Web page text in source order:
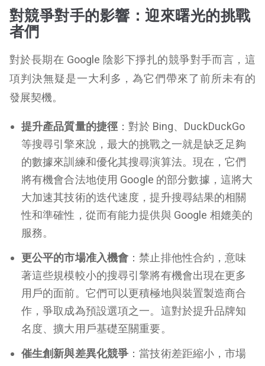
對競爭對手的影響：迎來曙光的挑戰
者們
對於長期在 Google 陰影下掙扎的競爭對手而言，這
項判決無疑是一大利多，為它們帶來了前所未有的
發展契機。
提升產品質量的捷徑 ：對於 Bing、DuckDuckGo
等搜尋引擎來說，最大的挑戰之一就是缺乏足夠
的數據來訓練和優化其搜尋演算法。現在，它們
將有機會合法地使用 Google 的部分數據，這將大
大加速其技術的迭代速度，提升搜尋結果的相關
性和準確性，從而有能力提供與 Google 相媲美的
服務。
更公平的市場准入機會 ：禁止排他性合約，意味
著這些規模較小的搜尋引擎將有機會出現在更多
用戶的面前。它們可以更積極地與裝置製造商合
作，爭取成為預設選項之一。這對於提升品牌知
名度、擴大用戶基礎至關重要。
催生創新與差異化競爭 ：當技術差距縮小，市場